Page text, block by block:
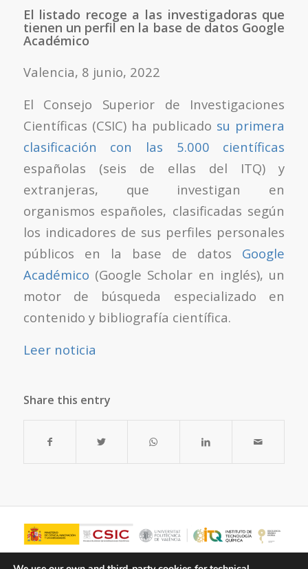
El listado recoge a las investigadoras que
tienen un perfil en la base de datos Google
Académico
Valencia, 8 junio, 2022
El Consejo Superior de Investigaciones
Científicas (CSIC) ha publicado su primera
clasificación con las 5.000 científicas
españolas (seis de ellas del ITQ) y
extranjeras, que investigan en
organismos españoles, clasificadas según
los indicadores de sus perfiles personales
públicos en la base de datos Google
Académico (Google Scholar en inglés), un
motor de búsqueda especializado en
contenido y bibliografía científica.
Leer noticia
Share this entry